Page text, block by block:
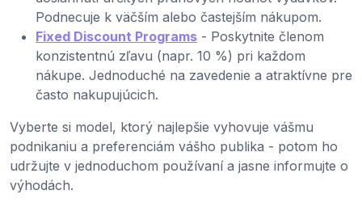
Podnecuje k väčším alebo častejším nákupom.
Fixed Discount Programs - Poskytnite členom
konzistentnú zľavu (napr. 10 %) pri každom
nákupe. Jednoduché na zavedenie a atraktívne pre
často nakupujúcich.
Vyberte si model, ktorý najlepšie vyhovuje vášmu
podnikaniu a preferenciám vášho publika - potom ho
udržujte v jednoduchom používaní a jasne informujte o
výhodách.